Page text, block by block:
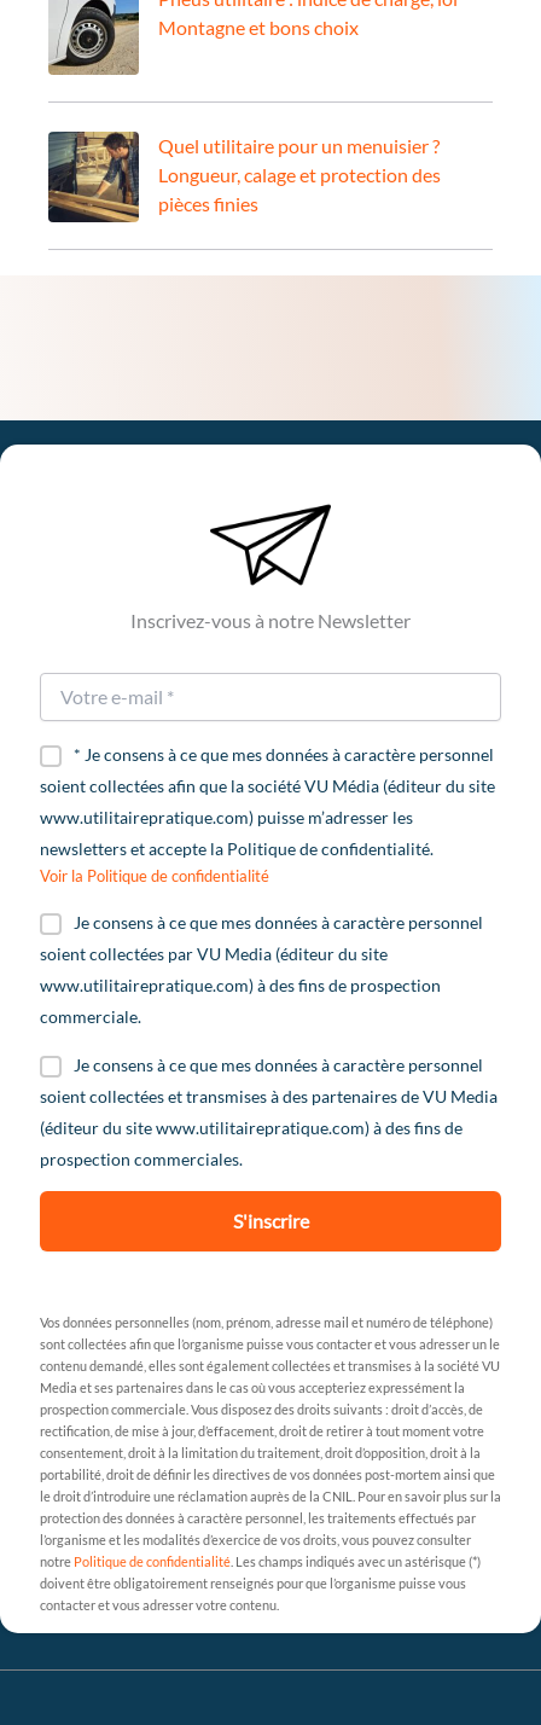
Montagne et bons choix
Quel utilitaire pour un menuisier ?
Longueur, calage et protection des
pièces finies
Inscrivez-vous à notre Newsletter
* Je consens à ce que mes données à caractère personnel
soient collectées afin que la société VU Média (éditeur du site
www.utilitairepratique.com) puisse m’adresser les
newsletters et accepte la Politique de confidentialité.
Voir la Politique de confidentialité
Je consens à ce que mes données à caractère personnel
soient collectées par VU Media (éditeur du site
www.utilitairepratique.com) à des fins de prospection
commerciale.
Je consens à ce que mes données à caractère personnel
soient collectées et transmises à des partenaires de VU Media
(éditeur du site www.utilitairepratique.com) à des fins de
prospection commerciales.
S'inscrire
Vos données personnelles (nom, prénom, adresse mail et numéro de téléphone)
sont collectées afin que l’organisme puisse vous contacter et vous adresser un le
contenu demandé, elles sont également collectées et transmises à la société VU
Media et ses partenaires dans le cas où vous accepteriez expressément la
prospection commerciale. Vous disposez des droits suivants : droit d’accès, de
rectification, de mise à jour, d’effacement, droit de retirer à tout moment votre
consentement, droit à la limitation du traitement, droit d’opposition, droit à la
portabilité, droit de définir les directives de vos données post-mortem ainsi que
le droit d’introduire une réclamation auprès de la CNIL. Pour en savoir plus sur la
protection des données à caractère personnel, les traitements effectués par
l’organisme et les modalités d’exercice de vos droits, vous pouvez consulter
notre Politique de confidentialité. Les champs indiqués avec un astérisque (*)
doivent être obligatoirement renseignés pour que l’organisme puisse vous
contacter et vous adresser votre contenu.